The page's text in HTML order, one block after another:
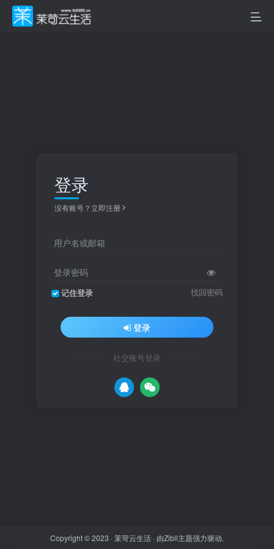
登录
没有账号？立即注册
用户名或邮箱
登录密码
记住登录 找回密码
登录
社交账号登录
Copyright © 2023 ·茉苛云生活 · 由Zibll主题强力驱动.